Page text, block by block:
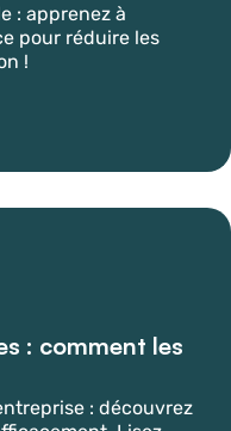
: apprenez à
pour réduire les
!
: comment les
: découvrez